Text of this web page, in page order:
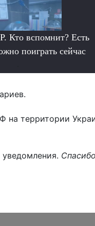
Кто вспомнит? Есть
поиграть сейчас
на территории